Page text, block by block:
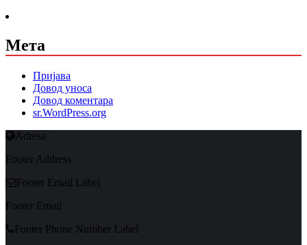
Мета
Пријава
Довод уноса
Довод коментара
sr.WordPress.org
Adresa
Footer Address
Footer Email Label
Footer Email
Footer Phone Number Label